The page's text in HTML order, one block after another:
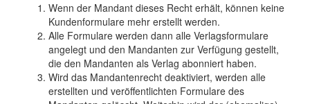
Wenn der Mandant dieses Recht erhält, können keine
Kundenformulare mehr erstellt werden.
Alle Formulare werden dann alle Verlagsformulare
angelegt und den Mandanten zur Verfügung gestellt,
die den Mandanten als Verlag abonniert haben.
Wird das Mandantenrecht deaktiviert, werden alle
erstellten und veröffentlichten Formulare des